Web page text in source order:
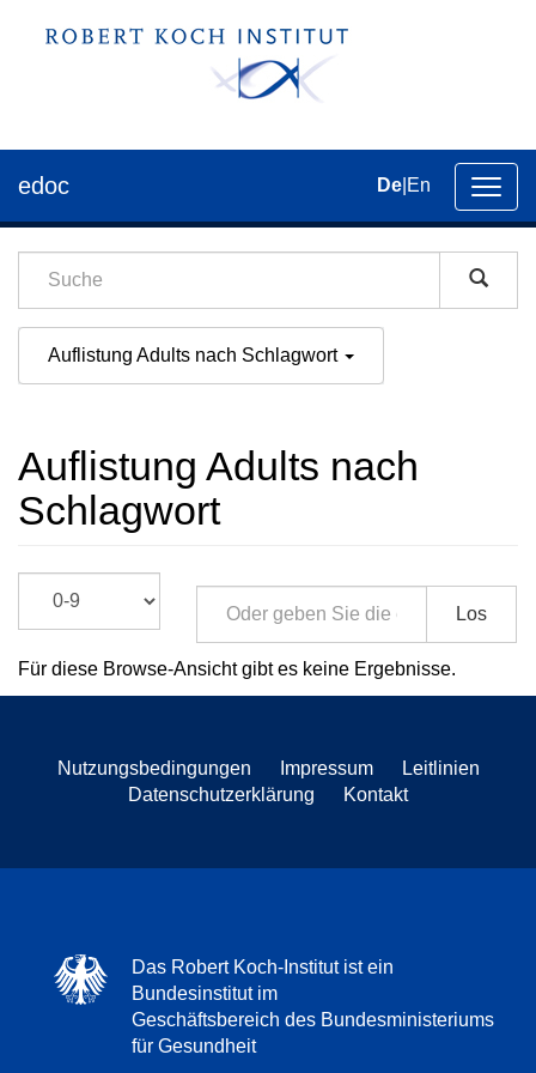
der
edoc De En
Auflistung Adults nach Schlagwort
Auflistung Adults nach
Schlagwort
Los
Für diese Browse-Ansicht gibt es keine Ergebnisse.
Nutzungsbedingungen Impressum
Leitlinien
Datenschutzerklärung
Kontakt
Das Robert Koch-Institut ist ein
Bundesinstitut im
Geschäftsbereich des Bundesministeriums
für Gesundheit